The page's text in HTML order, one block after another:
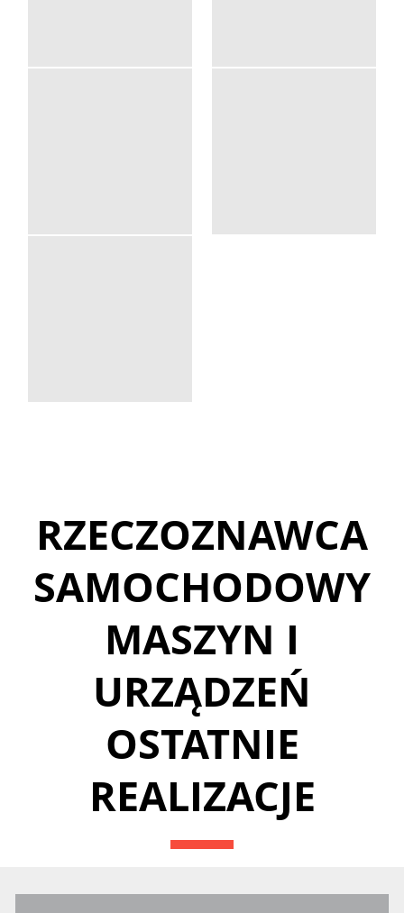
RZECZOZNAWCA
SAMOCHODOWY
MASZYN I
URZĄDZEŃ
OSTATNIE
REALIZACJE